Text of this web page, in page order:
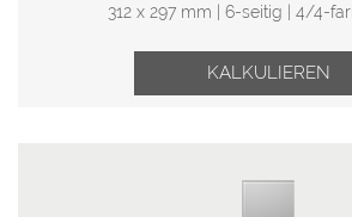
312 x 297 mm | 6-seitig | 4/4-
KALKULIEREN